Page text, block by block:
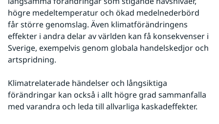
högre medeltemperatur och ökad medelnederbörd
får större genomslag. Även klimatförändringens
effekter i andra delar av världen kan få konsekvenser i
Sverige, exempelvis genom globala handelskedjor och
artspridning.
Klimatrelaterade händelser och långsiktiga
förändringar kan också i allt högre grad sammanfalla
med varandra och leda till allvarliga kaskadeffekter.